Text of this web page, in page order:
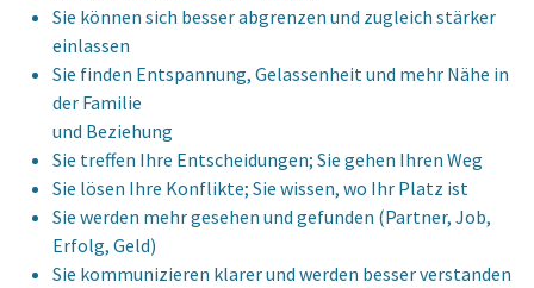
Sie können sich besser abgrenzen und zugleich stärker
einlassen
Sie finden Entspannung, Gelassenheit und mehr Nähe in
der Familie
und Beziehung
Sie treffen Ihre Entscheidungen; Sie gehen Ihren Weg
Sie lösen Ihre Konflikte; Sie wissen, wo Ihr Platz ist
Sie werden mehr gesehen und gefunden (Partner, Job,
Erfolg, Geld)
Sie kommunizieren klarer und werden besser verstanden